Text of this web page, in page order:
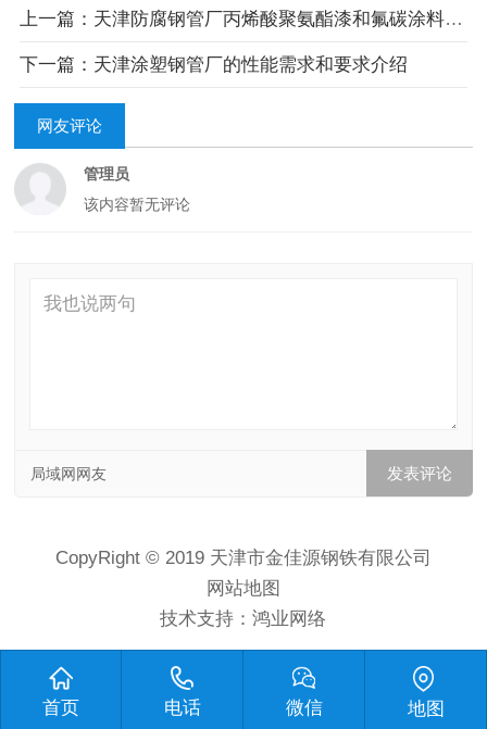
上一篇：天津防腐钢管厂丙烯酸聚氨酯漆和氟碳涂料对比
下一篇：天津涂塑钢管厂的性能需求和要求介绍
网友评论
管理员
该内容暂无评论
局域网网友
CopyRight © 2019 天津市金佳源钢铁有限公司
网站地图
技术支持：鸿业网络
首页 电话 微信 地图